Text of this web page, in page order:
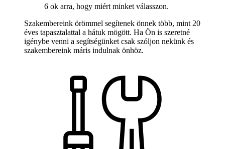
6 ok arra, hogy miért minket válasszon.
Szakembereink örömmel segítenek önnek több, mint 20
éves tapasztalattal a hátuk mögött. Ha Ön is szeretné
igénybe venni a segítségünket csak szóljon nekünk és
szakembereink máris indulnak önhöz.